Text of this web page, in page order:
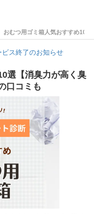
おむつ用ゴミ箱人気おすすめ10
ビス終了のお知らせ
選【消臭力が高く臭
口コミも